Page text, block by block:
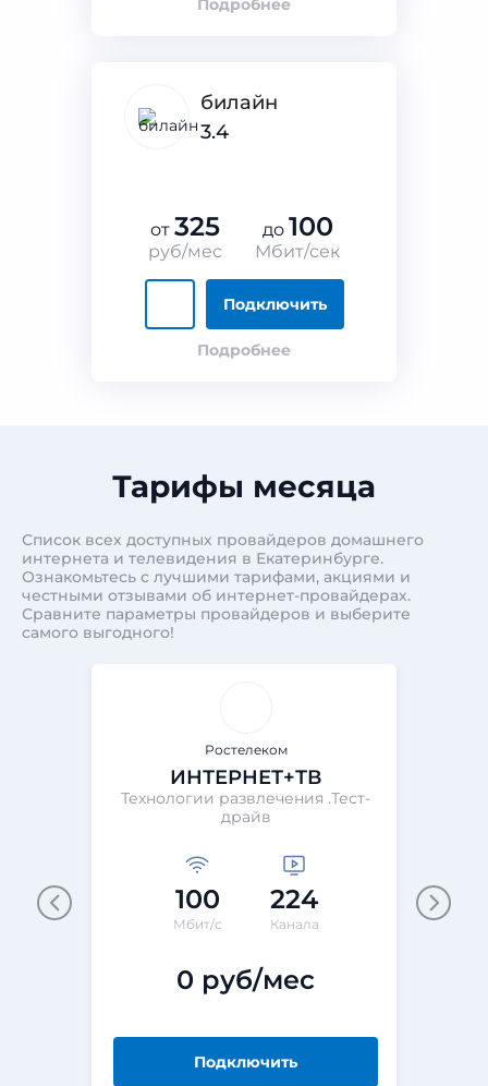
Подробнее
билайн
3.4
от 325
руб/мес
до 100
Мбит/сек
Подключить
Подробнее
Тарифы месяца
Список всех доступных провайдеров домашнего
интернета и телевидения в Екатеринбурге.
Ознакомьтесь с лучшими тарифами, акциями и
честными отзывами об интернет-провайдерах.
Сравните параметры провайдеров и выберите
самого выгодного!
Ростелеком
ИНТЕРНЕТ+ТВ
Технологии развлечения .Тест-
драйв
100
Мбит/с
224
Канала
0 руб/мес
Подключить